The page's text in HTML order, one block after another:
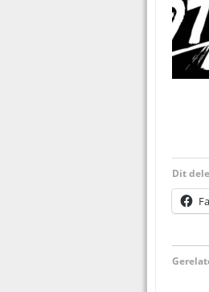
Dit